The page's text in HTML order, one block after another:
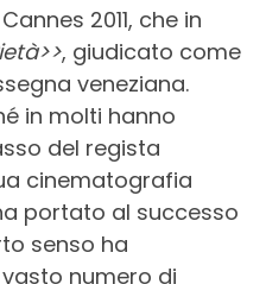
2011, che in
, giudicato come
veneziana.
in molti hanno
del regista
cinematografia
portato al successo
senso ha
numero di